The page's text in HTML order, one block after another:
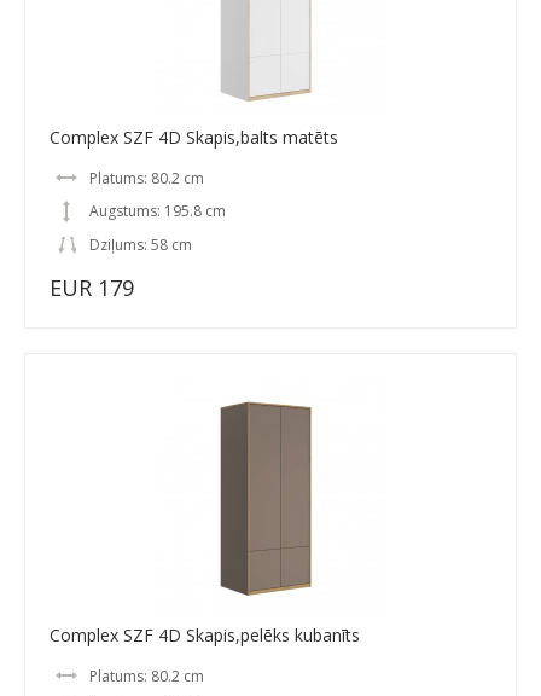
Complex SZF 4D Skapis,balts matēts
Platums: 80.2 cm
Augstums: 195.8 cm
Dziļums: 58 cm
EUR 179
Complex SZF 4D Skapis,pelēks kubanīts
Platums: 80.2 cm